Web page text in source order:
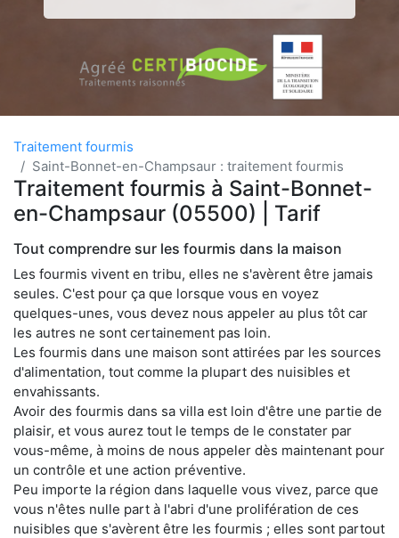
Traitement fourmis
Saint-Bonnet-en-Champsaur : traitement fourmis
Traitement fourmis à Saint-Bonnet-
en-Champsaur (05500) | Tarif
Tout comprendre sur les fourmis dans la maison
Les fourmis vivent en tribu, elles ne s'avèrent être jamais
seules. C'est pour ça que lorsque vous en voyez
quelques-unes, vous devez nous appeler au plus tôt car
les autres ne sont certainement pas loin.
Les fourmis dans une maison sont attirées par les sources
d'alimentation, tout comme la plupart des nuisibles et
envahissants.
Avoir des fourmis dans sa villa est loin d'être une partie de
plaisir, et vous aurez tout le temps de le constater par
vous-même, à moins de nous appeler dès maintenant pour
un contrôle et une action préventive.
Peu importe la région dans laquelle vous vivez, parce que
vous n'êtes nulle part à l'abri d'une prolifération de ces
nuisibles que s'avèrent être les fourmis ; elles sont partout